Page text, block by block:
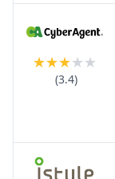
★★★★★
(3.4)